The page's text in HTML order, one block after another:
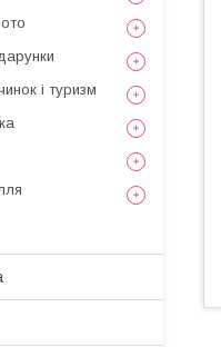
і туризм